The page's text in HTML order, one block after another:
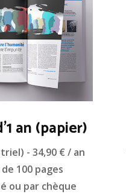
an (papier)
- 34,90 € / an
100 pages
ou par chèque